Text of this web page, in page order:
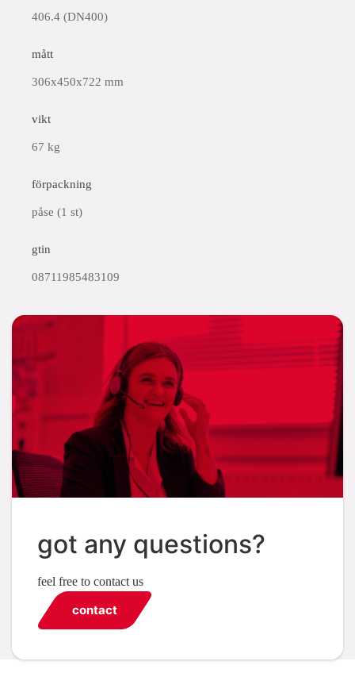
406.4 (DN400)
mått
306x450x722 mm
vikt
67 kg
förpackning
påse (1 st)
gtin
08711985483109
got any questions?
feel free to contact us
contact